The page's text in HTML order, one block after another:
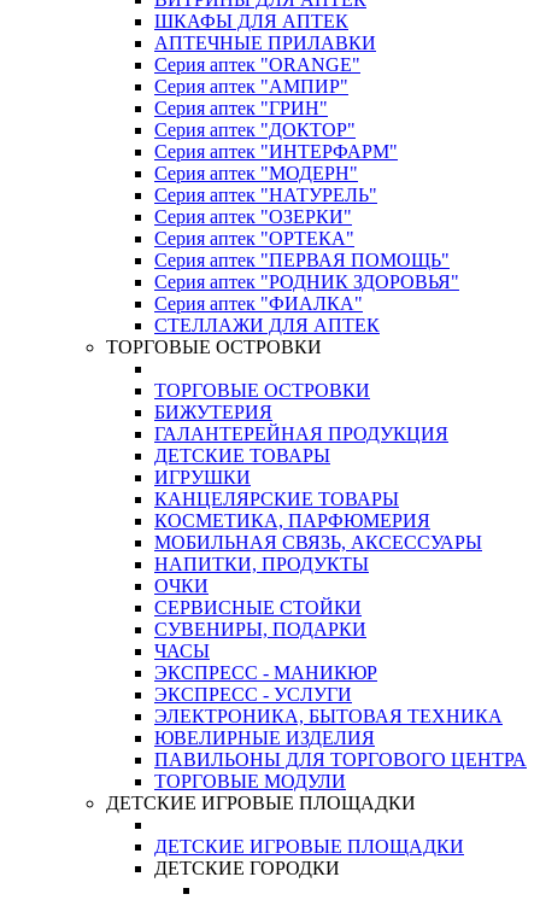
ШКАФЫ ДЛЯ АПТЕК
АПТЕЧНЫЕ ПРИЛАВКИ
Серия аптек "ORANGE"
Серия аптек "АМПИР"
Серия аптек "ГРИН"
Серия аптек "ДОКТОР"
Серия аптек "ИНТЕРФАРМ"
Серия аптек "МОДЕРН"
Серия аптек "НАТУРЕЛЬ"
Серия аптек "ОЗЕРКИ"
Серия аптек "ОРТЕКА"
Серия аптек "ПЕРВАЯ ПОМОЩЬ"
Серия аптек "РОДНИК ЗДОРОВЬЯ"
Серия аптек "ФИАЛКА"
СТЕЛЛАЖИ ДЛЯ АПТЕК
ТОРГОВЫЕ ОСТРОВКИ
ТОРГОВЫЕ ОСТРОВКИ
БИЖУТЕРИЯ
ГАЛАНТЕРЕЙНАЯ ПРОДУКЦИЯ
ДЕТСКИЕ ТОВАРЫ
ИГРУШКИ
КАНЦЕЛЯРСКИЕ ТОВАРЫ
КОСМЕТИКА, ПАРФЮМЕРИЯ
МОБИЛЬНАЯ СВЯЗЬ, АКСЕССУАРЫ
НАПИТКИ, ПРОДУКТЫ
ОЧКИ
СЕРВИСНЫЕ СТОЙКИ
СУВЕНИРЫ, ПОДАРКИ
ЧАСЫ
ЭКСПРЕСС - МАНИКЮР
ЭКСПРЕСС - УСЛУГИ
ЭЛЕКТРОНИКА, БЫТОВАЯ ТЕХНИКА
ЮВЕЛИРНЫЕ ИЗДЕЛИЯ
ПАВИЛЬОНЫ ДЛЯ ТОРГОВОГО ЦЕНТРА
ТОРГОВЫЕ МОДУЛИ
ДЕТСКИЕ ИГРОВЫЕ ПЛОЩАДКИ
ДЕТСКИЕ ИГРОВЫЕ ПЛОЩАДКИ
ДЕТСКИЕ ГОРОДКИ